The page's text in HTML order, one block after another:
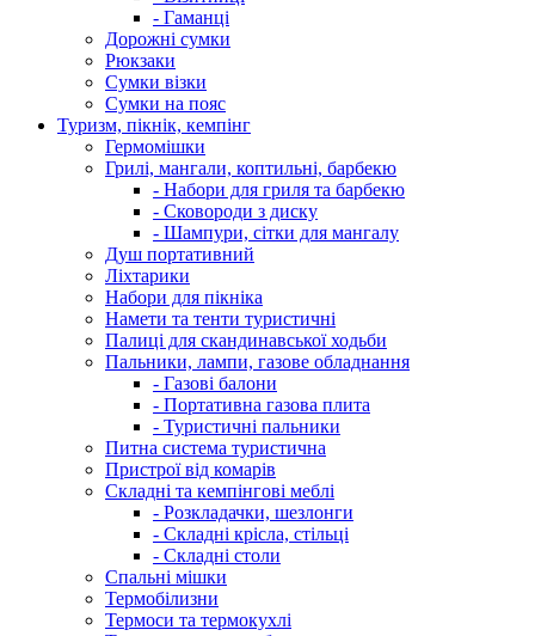
- Гаманці
Дорожні сумки
Рюкзаки
Сумки візки
Сумки на пояс
Туризм, пікнік, кемпінг
Гермомішки
Грилі, мангали, коптильні, барбекю
- Набори для гриля та барбекю
- Сковороди з диску
- Шампури, сітки для мангалу
Душ портативний
Ліхтарики
Набори для пікніка
Намети та тенти туристичні
Палиці для скандинавської ходьби
Пальники, лампи, газове обладнання
- Газові балони
- Портативна газова плита
- Туристичні пальники
Питна система туристична
Пристрої від комарів
Складні та кемпінгові меблі
- Розкладачки, шезлонги
- Складні крісла, стільці
- Складні столи
Спальні мішки
Термобілизни
Термоси та термокухлі